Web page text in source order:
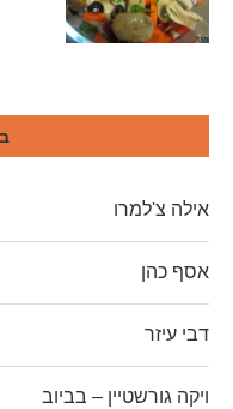
אילה צ'למרו
אסף כהן
דבי עיזר
ויקה גורשטיין – בביוב